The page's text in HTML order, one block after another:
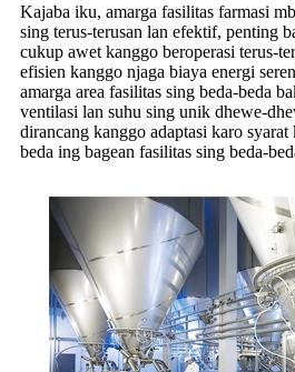
Kajaba iku, amarga fasilitas farmasi
sing terus-terusan lan efektif, penting
cukup awet kanggo beroperasi terus-
efisien kanggo njaga biaya energi
amarga area fasilitas sing beda-beda
ventilasi lan suhu sing unik dhewe-
dirancang kanggo adaptasi karo
beda ing bagean fasilitas sing beda-